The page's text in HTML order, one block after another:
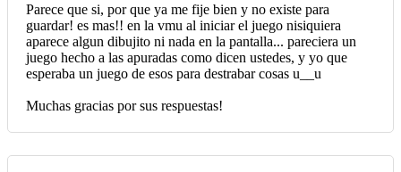
Parece que si, por que ya me fije bien y no existe para
guardar! es mas!! en la vmu al iniciar el juego nisiquiera
aparece algun dibujito ni nada en la pantalla... pareciera un
juego hecho a las apuradas como dicen ustedes, y yo que
esperaba un juego de esos para destrabar cosas u__u
Muchas gracias por sus respuestas!